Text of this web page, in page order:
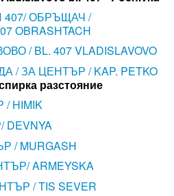
ОБРЪЩАЧ /
OBRASHTACH
/ BL. 407 VLADISLAVOVO
/ ЗА ЦЕНТЪР / KAP. PETKO
разстояние
HIMIK
/ MURGASH
ARMEYSKA
/ TIS SEVER